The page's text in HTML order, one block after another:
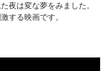
夜は変な夢をみました。
する映画です。